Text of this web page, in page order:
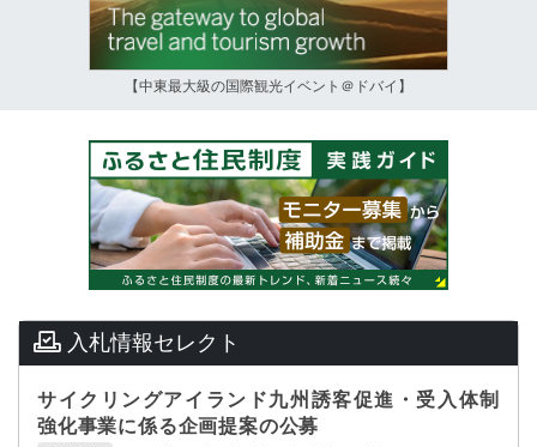
【中東最大級の国際観光イベント＠ドバイ】
入札情報セレクト
サイクリングアイランド九州誘客促進・受入体制
強化事業に係る企画提案の公募